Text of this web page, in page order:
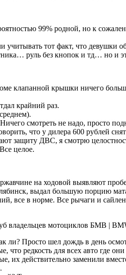
99% родной, но к
учитывать тот факт, что девушки
руль без кнопок и тд… но и
клапанной крышки ничего
крайний раз.
смотреть не надо, просто
что у дилера 600 рублей
защиту ДВС, я смотрю
целое.
на ходовой выявляют
выдал большую порцию
все в норме. Все рычаги и
ли? Просто шел дождь в день
редкость для всех авто где они
их действительно заменили